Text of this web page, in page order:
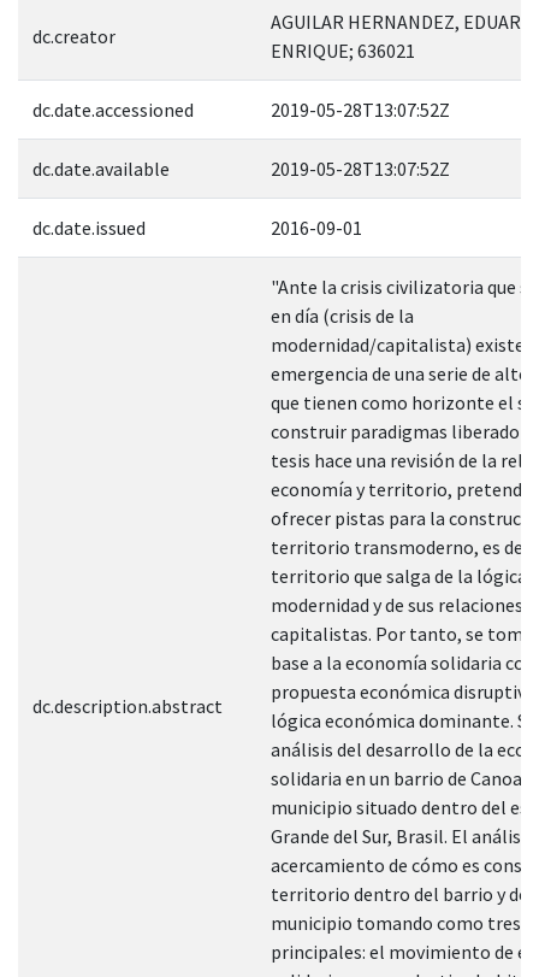
dc.creator
AGUILAR HERNANDEZ,
ENRIQUE; 636021
dc.date.accessioned 2019-05-28T13:07:52Z
dc.date.available 2019-05-28T13:07:52Z
dc.date.issued 2016-09-01
dc.description.abstract
"Ante la crisis civilizatoria que
en día (crisis de la
modernidad/capitalista) existe
emergencia de una serie de
que tienen como horizonte el
construir paradigmas
tesis hace una revisión de la
economía y territorio,
ofrecer pistas para la
territorio transmoderno, es
territorio que salga de la lógica
modernidad y de sus relaciones
capitalistas. Por tanto, se toma
base a la economía solidaria
propuesta económica disruptiva
lógica económica dominante.
análisis del desarrollo de la
solidaria en un barrio de Canoas,
municipio situado dentro del
Grande del Sur, Brasil. El
acercamiento de cómo es
territorio dentro del barrio y del
municipio tomando como tres
principales: el movimiento de